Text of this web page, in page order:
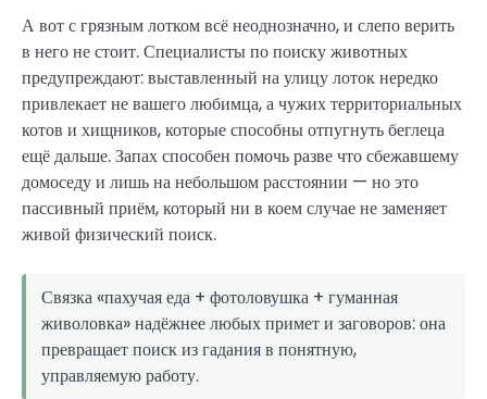
А вот с грязным лотком всё неоднозначно, и слепо верить
в него не стоит. Специалисты по поиску животных
предупреждают: выставленный на улицу лоток нередко
привлекает не вашего любимца, а чужих территориальных
котов и хищников, которые способны отпугнуть беглеца
ещё дальше. Запах способен помочь разве что сбежавшему
домоседу и лишь на небольшом расстоянии — но это
пассивный приём, который ни в коем случае не заменяет
живой физический поиск.
Связка «пахучая еда + фотоловушка + гуманная
живоловка» надёжнее любых примет и заговоров: она
превращает поиск из гадания в понятную,
управляемую работу.